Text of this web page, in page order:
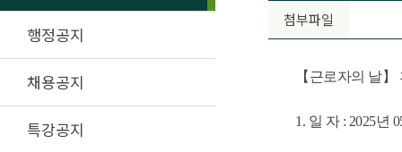
행정공지
채용공지
특강공지
첨부파일
【근로자의 날
1. 일 자 : 2025년